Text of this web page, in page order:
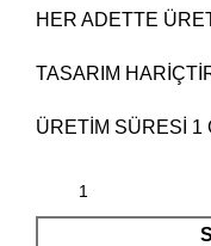
HER ADETTE
TASARIM
ÜRETİM SÜRESİ 1